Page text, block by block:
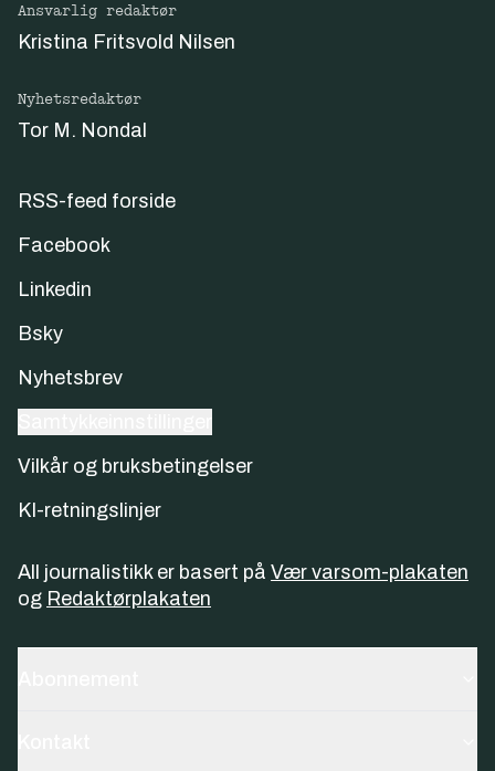
Ansvarlig redaktør
Kristina Fritsvold Nilsen
Nyhetsredaktør
Tor M. Nondal
RSS-feed forside
Facebook
Linkedin
Bsky
Nyhetsbrev
Vilkår og bruksbetingelser
KI-retningslinjer
All journalistikk er basert på Vær varsom-plakaten
og Redaktørplakaten